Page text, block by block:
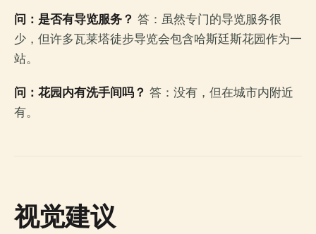
问：是否有导览服务？ 答：虽然专门的导览服务很
少，但许多瓦莱塔徒步导览会包含哈斯廷斯花园作为一
站。
问：花园内有洗手间吗？ 答：没有，但在城市内附近
有。
视觉建议